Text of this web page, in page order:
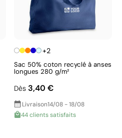
+2
Sac 50% coton recyclé à anses
longues 280 g/m²
Dès 3,40 €
Livraison14/08 - 18/08
44 clients satisfaits